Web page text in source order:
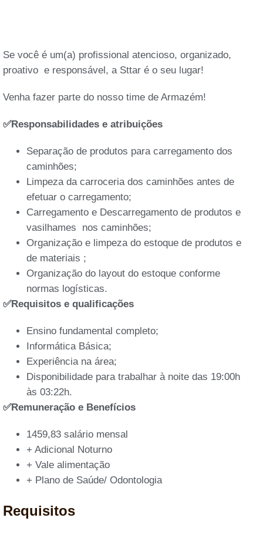
Se você é um(a) profissional atencioso, organizado,
proativo e responsável, a Sttar é o seu lugar!
Venha fazer parte do nosso time de Armazém!
✅Responsabilidades e atribuições
Separação de produtos para carregamento dos
caminhões;
Limpeza da carroceria dos caminhões antes de
efetuar o carregamento;
Carregamento e Descarregamento de produtos e
vasilhames nos caminhões;
Organização e limpeza do estoque de produtos e
de materiais ;
Organização do layout do estoque conforme
normas logísticas.
✅Requisitos e qualificações
Ensino fundamental completo;
Informática Básica;
Experiência na área;
Disponibilidade para trabalhar à noite das 19:00h
às 03:22h.
✅Remuneração e Benefícios
1459,83 salário mensal
+ Adicional Noturno
+ Vale alimentação
+ Plano de Saúde/ Odontologia
Requisitos